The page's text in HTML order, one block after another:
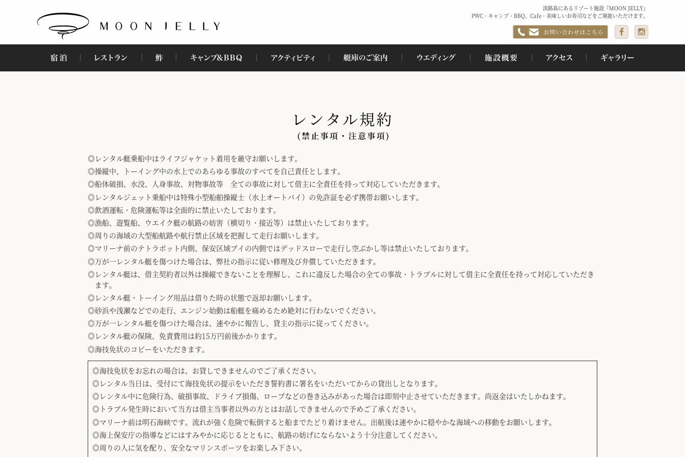
淡路島にあるリゾート施設『MOON JELLY』
PWC・キャンプ・BBQ、Cafe・美味しいお寿司などをご堪能いただけます。
レンタル艇乗船中はライフジャケット着用を厳守お願いします。
操縦中、トーイング中の水上でのあらゆる事故のすべてを自己責任とします。
船体破損、水没、人身事故、対物事故等 全ての事故に対して借主に全責任を持って対応していただきます。
レンタルジェット乗船中は特殊小型船舶操縦士（水上オートバイ）の免許証を必ず携帯お願いします。
飲酒運転・危険運転等は全面的に禁止いたしております。
漁船、遊覧船、ウエイク艇の航路の妨害（横切り・接近等）は禁止いたしております。
周りの海域の大型船航路や航行禁止区域を把握して走行お願いします。
マリーナ前のテトラポット内側、保安区域ブイの内側ではデッドスローで走行し空ぶかし等は禁止いたしております。
万が一レンタル艇を傷つけた場合は、弊社の指示に従い修理及び弁償していただきます。
レンタル艇は、借主契約者以外は操縦できないことを理解し、これに違反した場合の全ての事故・トラブルに対して借主に全責任を持って対応していただき
ます。
レンタル艇・トーイング用品は借りた時の状態で返却お願いします。
砂浜や浅瀬などでの走行、エンジン始動は船艇を痛めるため絶対に行わないでください。
万が一レンタル艇を傷つけた場合は、速やかに報告し、貸主の指示に従ってください。
レンタル艇の保険、免責費用は約15万円前後かかります。
海技免状のコピーをいただきます。
海技免状をお忘れの場合は、お貸しできませんのでご了承ください。
レンタル当日は、受付にて海技免状の提示をいただき誓約書に署名をいただいてからの貸出しとなります。
レンタル中に危険行為、破損事故、ドライブ損傷、ロープなどの巻き込みがあった場合は即刻中止させていただきます。尚返金はいたしかねます。
トラブル発生時において当方は借主当事者以外の方とはお話しできませんので予めご了承ください。
マリーナ前は明石海峡です。流れが強く危険で転倒すると船までたどり着けません。出航後は速やかに穏やかな海域への移動をお願いします。
海上保安庁の指導などにはすみやかに応じるとともに、航路の妨げにならないよう十分注意してください。
周りの人に気を配り、安全なマリンスポーツをお楽しみ下さい。